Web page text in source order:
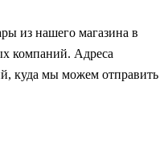
из нашего магазина в
компаний. Адреса
куда мы можем отправить